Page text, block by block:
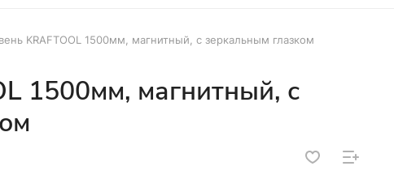
KRAFTOOL 1500мм, магнитный, с зеркальным глазком
1500мм, магнитный, с